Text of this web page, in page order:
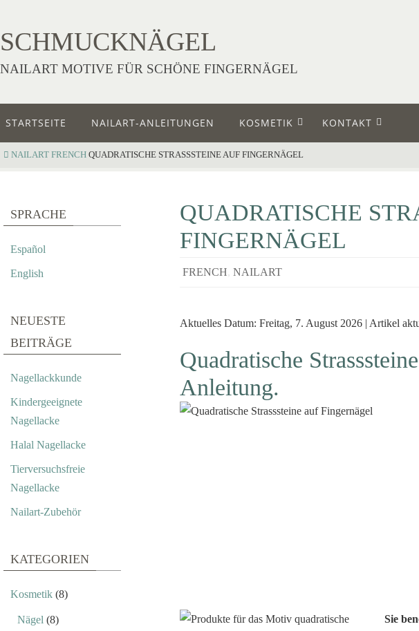
SCHMUCKNÄGEL
NAILART MOTIVE FÜR SCHÖNE FINGERNÄGEL
STARTSEITE NAILART-ANLEITUNGEN KOSMETIK KONTAKT
NAILART FRENCH QUADRATISCHE STRASSSTEINE AUF FINGERNÄGEL
QUADRATISCHE
FINGERNÄGEL
FRENCH, NAILART
Aktuelles Datum: Freitag, 7. August 2026 | Artikel
Quadratische
Anleitung.
Sie
SPRACHE
Español
English
NEUESTE
BEITRÄGE
Nagellackkunde
Kindergeeignete
Nagellacke
Halal Nagellacke
Tierversuchsfreie
Nagellacke
Nailart-Zubehör
KATEGORIEN
Kosmetik (8)
Nägel (8)